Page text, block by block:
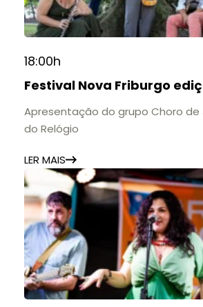
18:00h
Festival Nova Friburgo
Apresentação do grupo Choro de
do Relógio
LER MAIS